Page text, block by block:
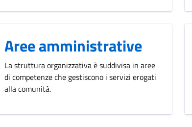
Aree amministrative
La struttura organizzativa è suddivisa in aree
di competenze che gestiscono i servizi erogati
alla comunità.